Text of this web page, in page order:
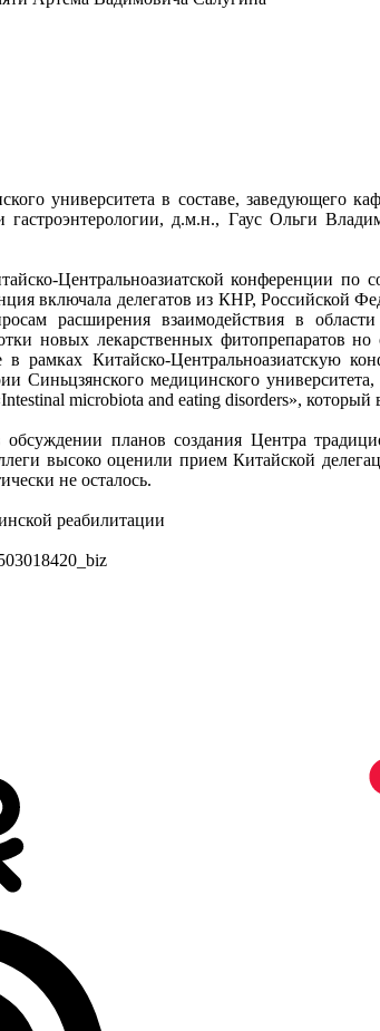
университета в составе,
гастроэнтерологии, д.м.н., Гаус Ольги
Центральноазиатской конференции по
включала делегатов из КНР, Российской
расширения взаимодействия в
новых лекарственных
Китайско-Центральноазиатскую
Синьцзянского медицинского
microbiota and eating disorders», который
планов создания Центра
высоко оценили прием Китайской
не осталось.
реабилитации